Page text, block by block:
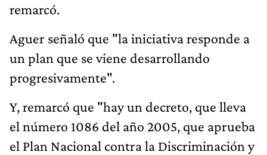
remarcó.
Aguer señaló que "la iniciativa responde a
un plan que se viene desarrollando
progresivamente".
Y, remarcó que "hay un decreto, que lleva
el número 1086 del año 2005, que aprueba
el Plan Nacional contra la Discriminación y